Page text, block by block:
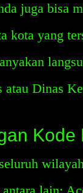
juga bisa
kota yang
Dinas
Kode